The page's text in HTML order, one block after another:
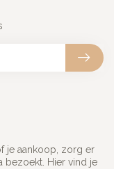
je aankoop, zorg er
bezoekt. Hier vind je